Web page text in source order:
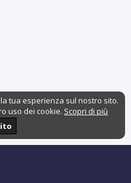
tua esperienza sul nostro sito.
uso dei cookie. Scopri di più